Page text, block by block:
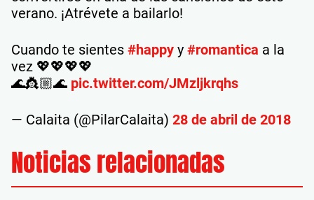
verano. ¡Atrévete a bailarlo!
Cuando te sientes #happy y #romantica a la
vez 💖💖💖💖
🌊👸🏼🌊 pic.twitter.com/JMzljkrqhs
— Calaita (@PilarCalaita) 28 de abril de 2018
Noticias relacionadas